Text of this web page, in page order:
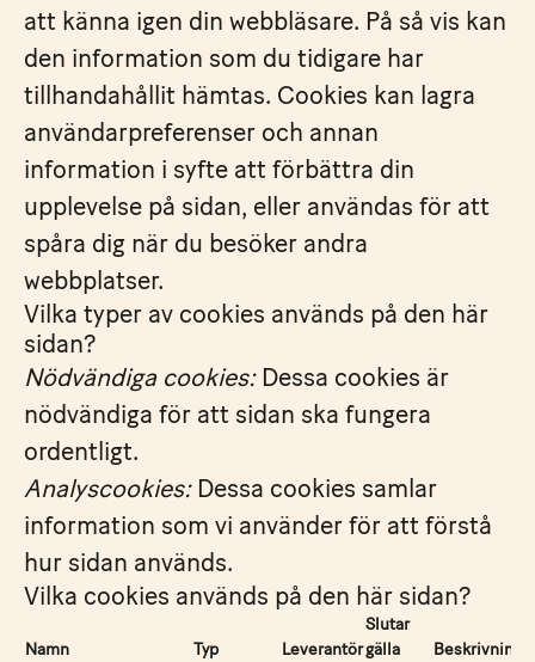
att känna igen din webbläsare. På så vis kan
den information som du tidigare har
tillhandahållit hämtas. Cookies kan lagra
användarpreferenser och annan
information i syfte att förbättra din
upplevelse på sidan, eller användas för att
spåra dig när du besöker andra
webbplatser.
Vilka typer av cookies används på den här
sidan?
Nödvändiga cookies:Dessa cookies är
nödvändiga för att sidan ska fungera
ordentligt.
Analyscookies:Dessa cookies samlar
information som vi använder för att förstå
hur sidan används.
Vilka cookies används på den här sidan?
Namn Typ Leverantör
Slutar
gälla
Beskrivning